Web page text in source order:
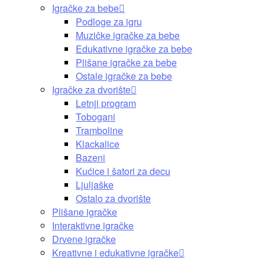
Igračke za bebe
Podloge za igru
Muzičke igračke za bebe
Edukativne igračke za bebe
Plišane igračke za bebe
Ostale igračke za bebe
Igračke za dvorište
Letnji program
Tobogani
Tramboline
Klackalice
Bazeni
Kućice i šatori za decu
Ljuljaške
Ostalo za dvorište
Plišane igračke
Interaktivne igračke
Drvene igračke
Kreativne i edukativne igračke